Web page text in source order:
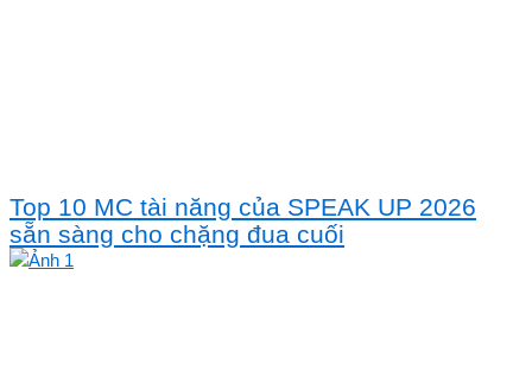
Top 10 MC tài năng của SPEAK UP 2026
sẵn sàng cho chặng đua cuối